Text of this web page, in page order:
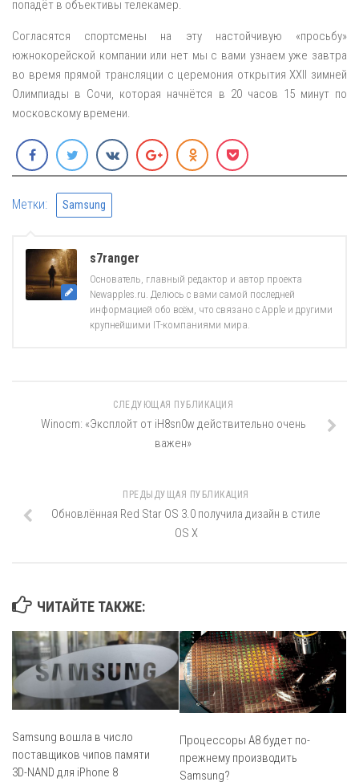
попадёт в объективы телекамер.
Согласятся спортсмены на эту настойчивую «просьбу»
южнокорейской компании или нет мы с вами узнаем уже завтра
во время прямой трансляции с церемония открытия XXII зимней
Олимпиады в Сочи, которая начнётся в 20 часов 15 минут по
московскому времени.
Метки: Samsung
s7ranger
Основатель, главный редактор и автор проекта
Newapples.ru. Делюсь с вами самой последней
информацией обо всём, что связано с Apple и другими
крупнейшими IT-компаниями мира.
СЛЕДУЮЩАЯ ПУБЛИКАЦИЯ
Winocm: «Эксплойт от iH8sn0w действительно очень
важен»
ПРЕДЫДУЩАЯ ПУБЛИКАЦИЯ
Обновлённая Red Star OS 3.0 получила дизайн в стиле
OS X
ЧИТАЙТЕ ТАКЖЕ:
Samsung вошла в число
поставщиков чипов памяти
3D-NAND для iPhone 8
Процессоры A8 будет по-
прежнему производить
Samsung?